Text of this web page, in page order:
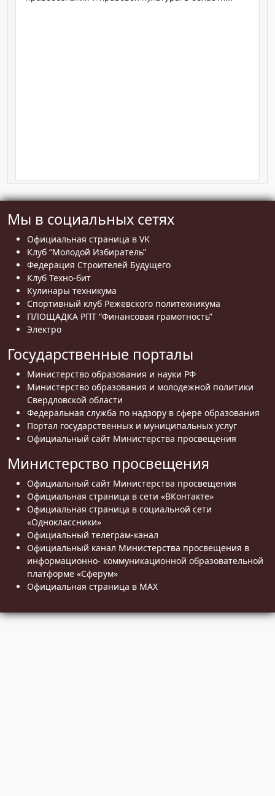
Мы в социальных сетях
Официальная страница в VK
Клуб “Молодой Избиратель”
Федерация Строителей Будущего
Клуб Техно-бит
Кулинары техникума
Спортивный клуб Режевского политехникума
ПЛОЩАДКА РПТ “Финансовая грамотность”
Электро
Государственные порталы
Министерство образования и науки РФ
Министерство образования и молодежной политики
Свердловской области
Федеральная служба по надзору в сфере образования
Портал государственных и муниципальных услуг
Официальный сайт Министерства просвещения
Министерство просвещения
Официальный сайт Министерства просвещения
Официальная страница в сети «ВКонтакте»
Официальная страница в социальной сети
«Одноклассники»
Официальный телеграм-канал
Официальный канал Министерства просвещения в
информационно- коммуникационной образовательной
платформе «Сферум»
Официальная страница в MAX